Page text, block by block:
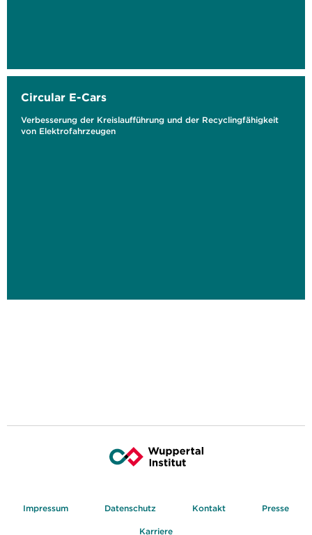
Circular E-Cars
Verbesserung der Kreislaufführung und der Recyclingfähigkeit
von Elektrofahrzeugen
Impressum Datenschutz Kontakt Presse
Karriere